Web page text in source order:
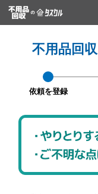
不用品回
依頼を登録